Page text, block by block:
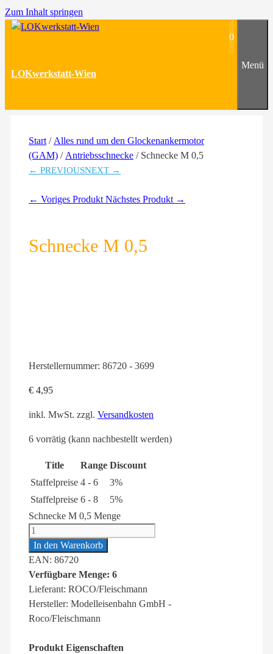
Zum Inhalt springen
LOKwerkstatt-Wien
0
Menü
Start / Alles rund um den Glockenankermotor
(GAM) / Antriebsschnecke / Schnecke M 0,5
← PREVIOUSNEXT →
← Voriges Produkt Nächstes Produkt →
Schnecke M 0,5
Herstellernummer: 86720 - 3699
€ 4,95
inkl. MwSt. zzgl. Versandkosten
6 vorrätig (kann nachbestellt werden)
Title Range Discount
Staffelpreise 4 - 6
3%
Staffelpreise 6 - 8
5%
Schnecke M 0,5 Menge
In den Warenkorb
EAN: 86720
Verfügbare Menge: 6
Lieferant: ROCO/Fleischmann
Hersteller: Modelleisenbahn GmbH -
Roco/Fleischmann
Produkt Eigenschaften